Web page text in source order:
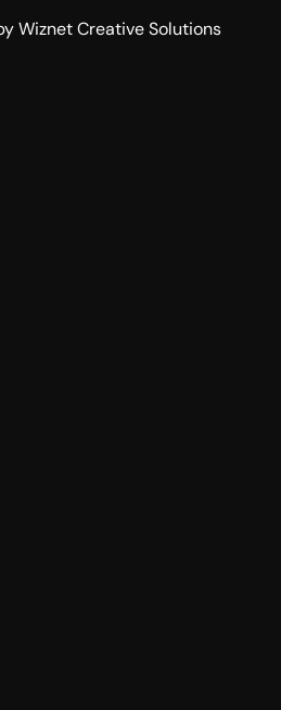
Wiznet Creative Solutions